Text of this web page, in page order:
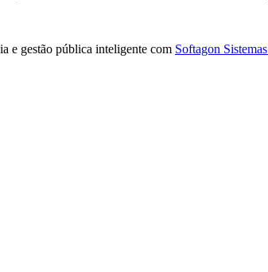
e gestão pública inteligente com Softagon Sistemas